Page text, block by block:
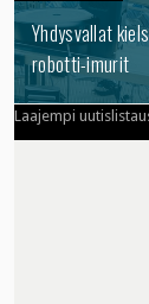
Yhdysvallat
robotti-imurit
Laajempi